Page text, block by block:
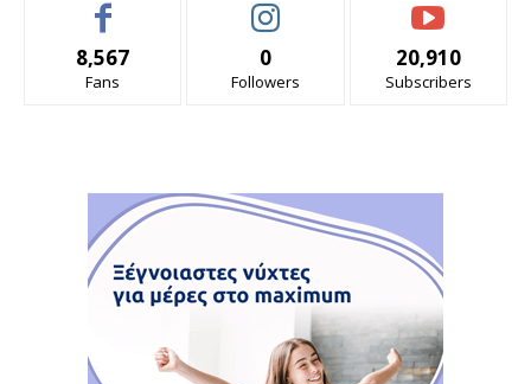
8,567
Fans
0
Followers
20,910
Subscribers